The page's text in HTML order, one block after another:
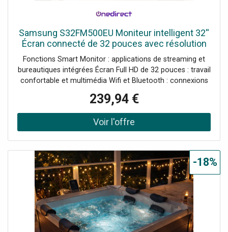
Samsung S32FM500EU Moniteur intelligent 32''
Écran connecté de 32 pouces avec résolution
Full HD, applications de streaming intégrées et
connectivité
Fonctions Smart Monitor : applications de streaming et
bureautiques intégrées Écran Full HD de 32 pouces : travail
confortable et multimédia Wifi et Bluetooth : connexions
USB pour une intégration flexible Haut-parleurs intégrés :
son sans périphériques supplémentaires Télécommande
incluse : contrôle simple et centralisé
239,94 €
-18%